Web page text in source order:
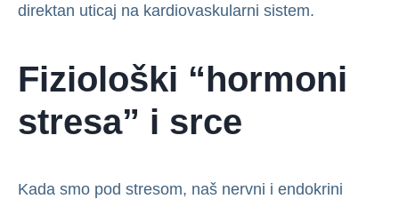
direktan uticaj na kardiovaskularni sistem.
Fiziološki “hormoni
stresa” i srce
Kada smo pod stresom, naš nervni i endokrini